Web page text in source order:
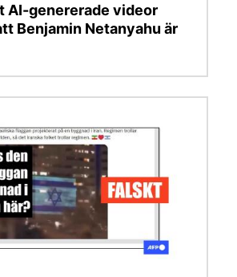
AI-genererade videor
Benjamin Netanyahu är